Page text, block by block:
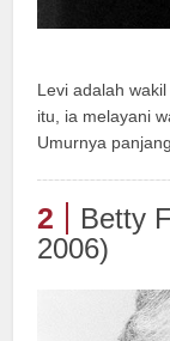
Levi adalah
itu, ia melayani
Umurnya
2
Betty
2006)